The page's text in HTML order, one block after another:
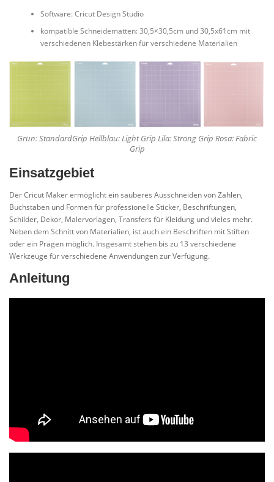
Software: Cricut Design Studio
kompatible Schneidematten: 30,5×30,5cm und 30,5x61cm mit
verschiedenen Klebestärken für verschiedene Materialien
Grün: StandardGrip Hellblau: Light Grip Lila: Strong Grip Rosa: Fabric
Grip
Einsatzgebiet
Der Cricut Maker ermöglicht ein sauberes ­Ausschneiden ­von Zahlen,
Buchstaben­ und ­Formen für professionelle Sticker, Beschriftungen,
Schilder, Dekor, Malervorlagen, Transfers für Kleidung und vieles mehr.
Neben dem Schnitt von Materialien, ist auch ein Beschriften mit Stiften
oder ein Prägen möglich. Insgesamt stehen bis zu 13 verschiedene
Werkzeuge für verschiedene Anwendungen zur Verfügung.
Anleitung